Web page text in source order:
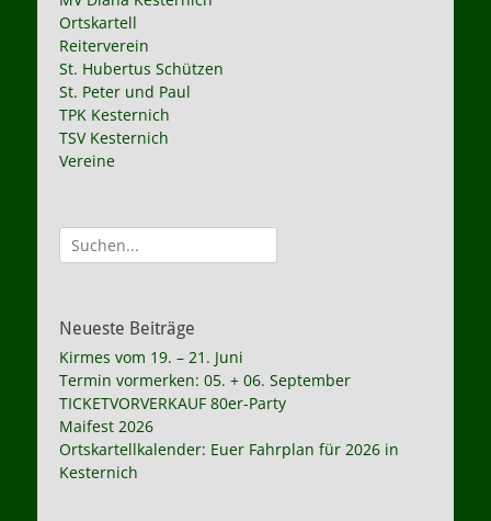
Ortskartell
Reiterverein
St. Hubertus Schützen
St. Peter und Paul
TPK Kesternich
TSV Kesternich
Vereine
Suche
nach:
Neueste Beiträge
Kirmes vom 19. – 21. Juni
Termin vormerken: 05. + 06. September
TICKETVORVERKAUF 80er-Party
Maifest 2026
Ortskartellkalender: Euer Fahrplan für 2026 in
Kesternich